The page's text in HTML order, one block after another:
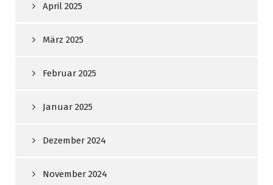
April 2025
März 2025
Februar 2025
Januar 2025
Dezember 2024
November 2024